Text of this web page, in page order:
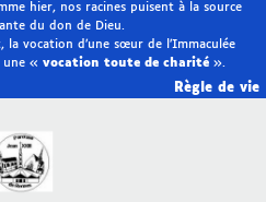
Règle de vie
hier, nos racines puisent à la source
du don de Dieu.
la vocation d’une sœur de l’Immaculée
une « vocation toute de charité».